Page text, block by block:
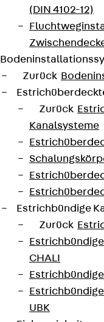
(DIN 4102-12)
Zurück
Zurück
Kanalsysteme
Estrichbündige
Zurück
CHALI
UBK